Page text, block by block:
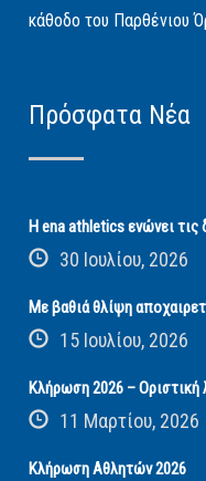
κάθοδο του Παρθένιου
Πρόσφατα Νέα
Η ena athletics ενώνει
30 Ιουλίου, 2026
Με βαθιά θλίψη
15 Ιουλίου, 2026
Κλήρωση 2026 – Οριστική
11 Μαρτίου, 2026
Κλήρωση Αθλητών 2026